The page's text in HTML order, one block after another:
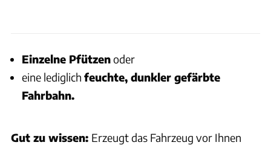
Einzelne Pfützenoder
eine lediglich feuchte, dunkler gefärbte
Fahrbahn.
Gut zu wissen: Erzeugt das Fahrzeug vor Ihnen